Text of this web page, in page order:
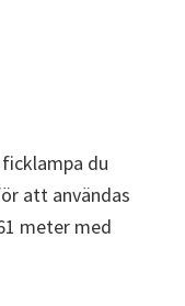
du
att användas
meter med